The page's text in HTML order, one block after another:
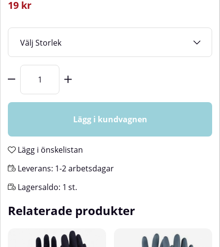
19 kr
Storlek
Lägg i kundvagnen
Lägg i önskelistan
Leverans: 1-2 arbetsdagar
Lagersaldo: 1 st.
Relaterade produkter